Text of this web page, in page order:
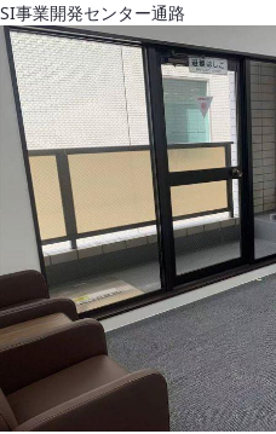
SI事業開発センター通路